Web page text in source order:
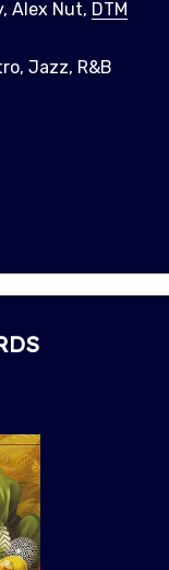
Alex Nut, DTM
Jazz, R&B